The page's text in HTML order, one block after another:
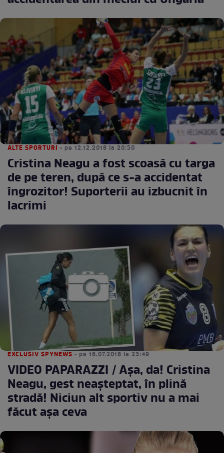
ALTE SPORTURI • pe 12.12.2018 la 20:50
Cristina Neagu a fost scoasă cu targa
de pe teren, după ce s-a accidentat
îngrozitor! Suporterii au izbucnit în
lacrimi
EXCLUSIV SPYNEWS • pe 16.07.2018 la 23:49
VIDEO PAPARAZZI / Aşa, da! Cristina
Neagu, gest neaşteptat, în plină
stradă! Niciun alt sportiv nu a mai
făcut aşa ceva